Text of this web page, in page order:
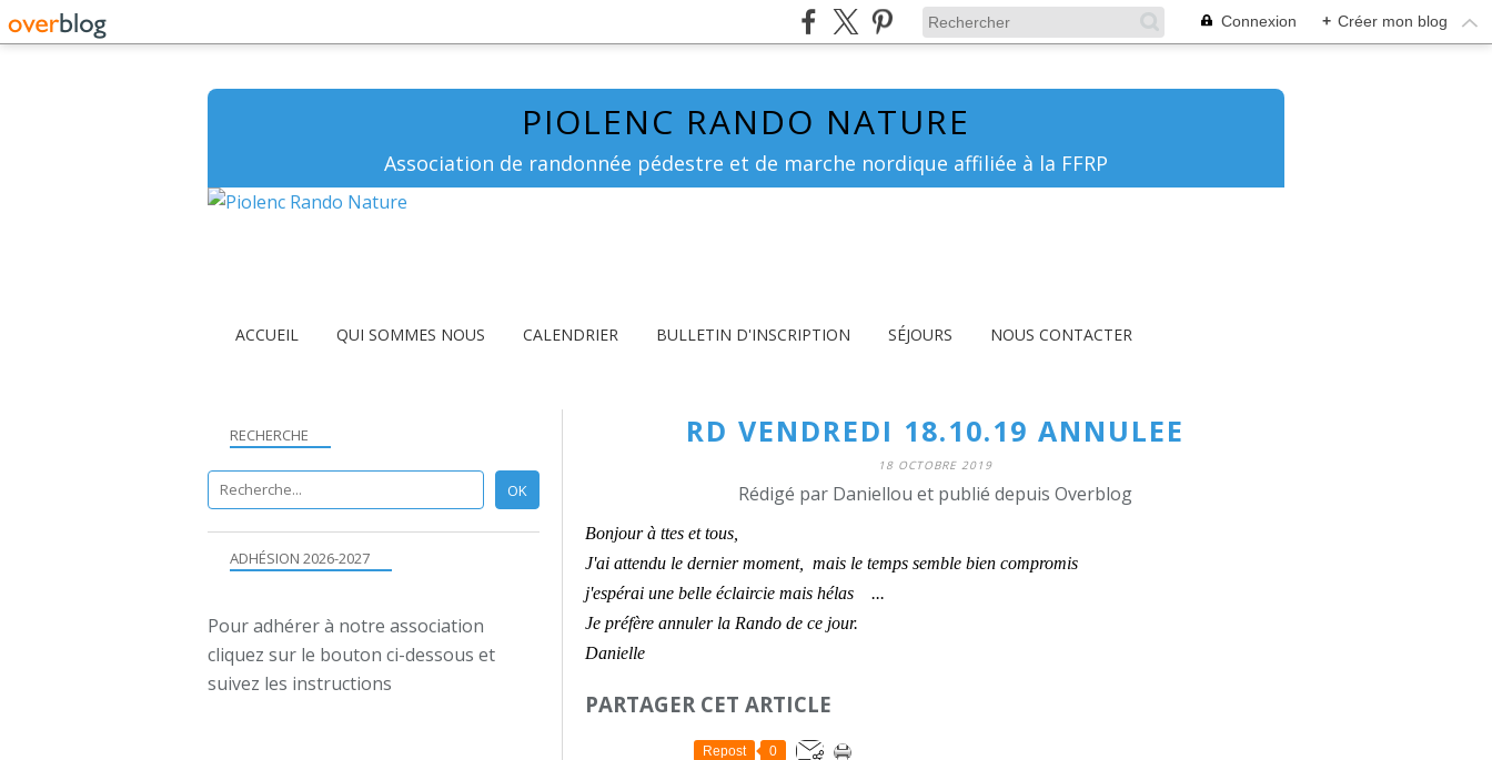
Connexion + Créer mon blog
PIOLENC RANDO NATURE
Association de randonnée pédestre et de marche nordique affiliée à la FFRP
ACCUEIL QUI SOMMES NOUS CALENDRIER BULLETIN D'INSCRIPTION SÉJOURS NOUS CONTACTER
RD VENDREDI 18.10.19 ANNULEE
18 OCTOBRE 2019
Rédigé par Daniellou et publié depuis Overblog
Bonjour à ttes et tous,
J'ai attendu le dernier moment, mais le temps semble bien compromis
j'espérai une belle éclaircie mais hélas ...
Je préfère annuler la Rando de ce jour.
Danielle
PARTAGER CET ARTICLE
Repost 0
RECHERCHE
ADHÉSION 2026-2027
Pour adhérer à notre association
cliquez sur le bouton ci-dessous et
suivez les instructions